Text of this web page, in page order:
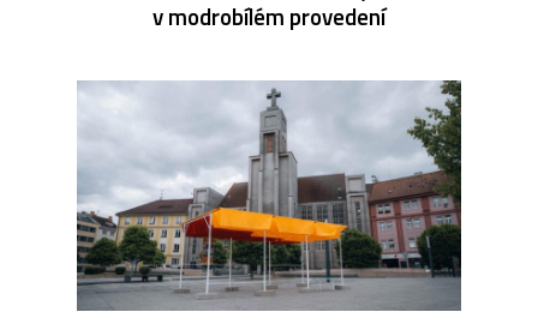
v modrobílém provedení